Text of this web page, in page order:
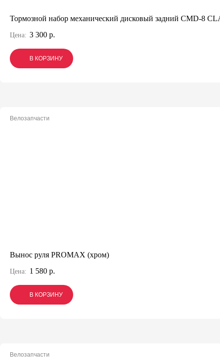
Тормозной набор механический дисковый задний CMD-8
Цена: 3 300 р.
В КОРЗИНУ
В КОРЗИНУ
В КОРЗИНУ
Велозапчасти
Вынос руля PROMAX (хром)
Цена: 1 580 р.
В КОРЗИНУ
В КОРЗИНУ
В КОРЗИНУ
Велозапчасти